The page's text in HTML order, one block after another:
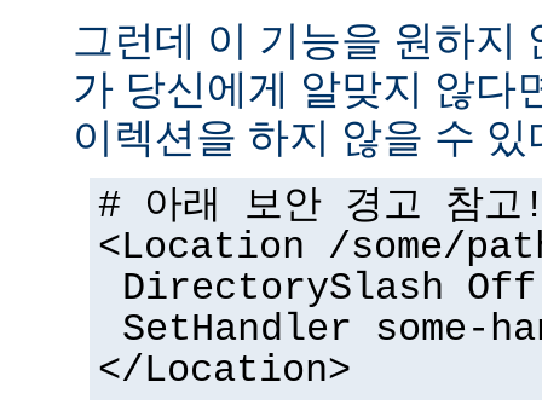
그런데 이 기능을 원하지
가 당신에게 알맞지 않다
이렉션을 하지 않을 수 있
# 아래 보안 경고 참고
<Location /some/
DirectorySlash Off
SetHandler some-
</Location>